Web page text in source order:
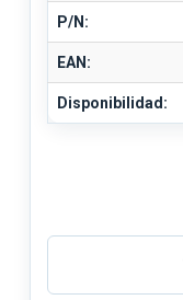
P/N:
EAN:
Disponibilidad: